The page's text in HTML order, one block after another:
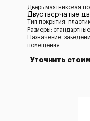
Дверь маятниковая
Двустворчатые
Тип покрытия: пластик
Размеры:
Назначение:
помещения
Уточнить